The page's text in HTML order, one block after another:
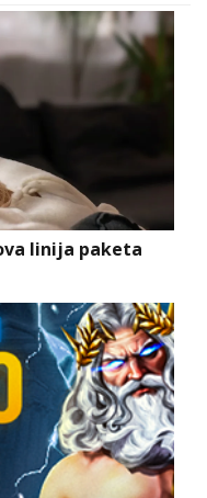
linija paketa